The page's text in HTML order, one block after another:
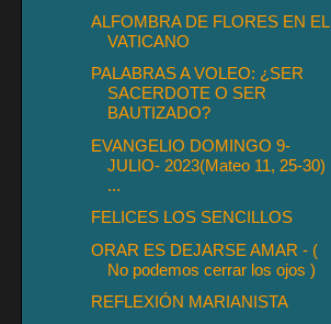
ALFOMBRA DE FLORES EN EL
VATICANO
PALABRAS A VOLEO: ¿SER
SACERDOTE O SER
BAUTIZADO?
EVANGELIO DOMINGO 9-
JULIO- 2023(Mateo 11, 25-30)
...
FELICES LOS SENCILLOS
ORAR ES DEJARSE AMAR - (
No podemos cerrar los ojos )
REFLEXIÓN MARIANISTA